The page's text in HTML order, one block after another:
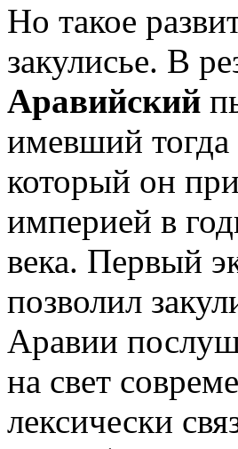
Но такое
закулисье. В
Аравийский
имевший тогда
который он
империей в
века. Первый
позволил
Аравии
на свет
лексически